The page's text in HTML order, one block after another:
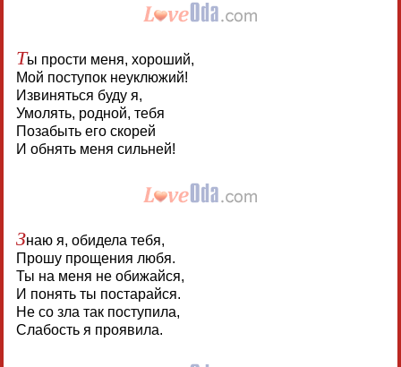
Ты прости меня, хороший,
Мой поступок неуклюжий!
Извиняться буду я,
Умолять, родной, тебя
Позабыть его скорей
И обнять меня сильней!
Знаю я, обидела тебя,
Прошу прощения любя.
Ты на меня не обижайся,
И понять ты постарайся.
Не со зла так поступила,
Слабость я проявила.